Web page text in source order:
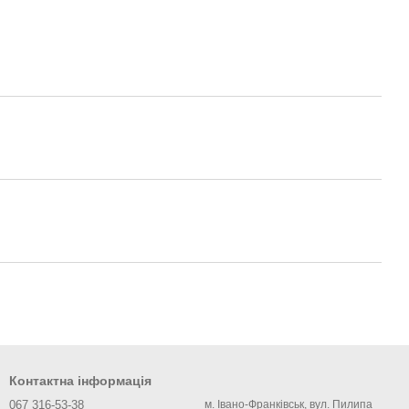
Контактна інформація
067 316-53-38 м. Івано-Франківськ, вул. Пилипа